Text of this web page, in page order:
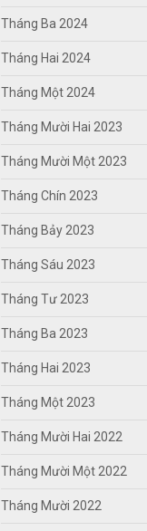
Tháng Ba 2024
Tháng Hai 2024
Tháng Một 2024
Tháng Mười Hai 2023
Tháng Mười Một 2023
Tháng Chín 2023
Tháng Bảy 2023
Tháng Sáu 2023
Tháng Tư 2023
Tháng Ba 2023
Tháng Hai 2023
Tháng Một 2023
Tháng Mười Hai 2022
Tháng Mười Một 2022
Tháng Mười 2022